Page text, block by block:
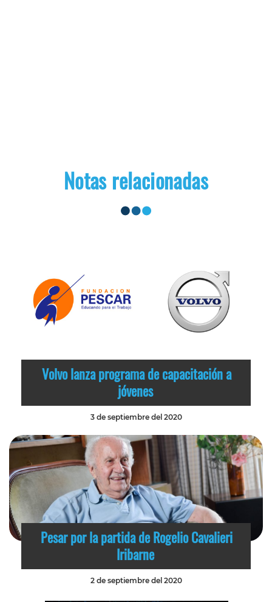
Notas relacionadas
Volvo lanza programa de capacitación a
jóvenes
3 de septiembre del 2020
Pesar por la partida de Rogelio Cavalieri
Iribarne
2 de septiembre del 2020